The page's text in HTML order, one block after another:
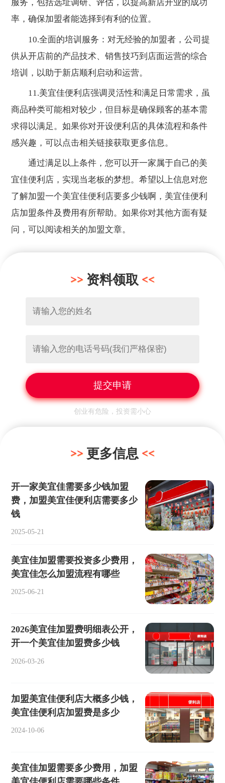
服务，包括选址调研、评估，以提高新店开业的成功
率，确保加盟者能选择到有利的位置。
10.全面的培训服务：对无经验的加盟者，公司提
供从开店前的产品技术、销售技巧到店面运营的综合
培训，以助于新店顺利启动和运营。
11.美宜佳便利店强调灵活性和满足日常需求，虽
商品种类可能相对较少，但目标是确保顾客的基本需
求得以满足。如果你对开设便利店的具体流程和条件
感兴趣，可以点击相关链接获取更多信息。
通过满足以上条件，您可以开一家属于自己的美
宜佳便利店，实现当老板的梦想。希望以上信息对您
了解加盟一个美宜佳便利店要多少钱啊，美宜佳便利
店加盟条件及费用有所帮助。如果你对其他方面有疑
问，可以阅读相关的加盟文章。
资料领取
创业有危险，投资需小心
更多信息
开一家美宜佳需要多少钱加盟
费，加盟美宜佳便利店需要多少
钱
2025-05-21
美宜佳加盟需要投资多少费用，
美宜佳怎么加盟流程有哪些
2025-06-21
2026美宜佳加盟费明细表公开，
开一个美宜佳加盟费多少钱
2026-03-26
加盟美宜佳便利店大概多少钱，
美宜佳便利店加盟费是多少
2024-10-06
美宜佳加盟需要多少费用，加盟